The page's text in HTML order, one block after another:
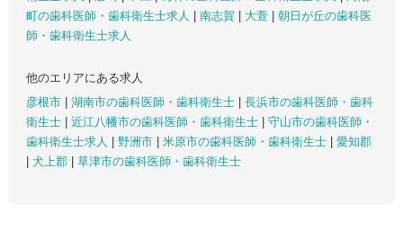
町の歯科医師・歯科衛生士求人
南志賀 大萱
朝日が丘の歯科医
師・歯科衛生士求人
他のエリアにある求人
彦根市
湖南市の歯科医師・歯科衛生士
長浜市の歯科医師・歯科
衛生士
近江八幡市の歯科医師・歯科衛生士
守山市の歯科医師・
歯科衛生士求人
野洲市 米原市の歯科医師・歯科衛生士
愛知郡
犬上郡 草津市の歯科医師・歯科衛生士